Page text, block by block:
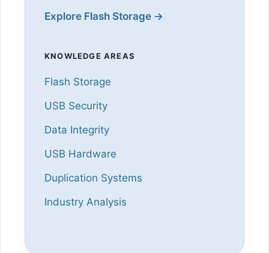
Explore Flash Storage →
KNOWLEDGE AREAS
Flash Storage
USB Security
Data Integrity
USB Hardware
Duplication Systems
Industry Analysis